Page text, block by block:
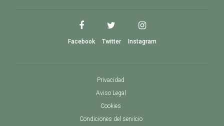
Facebook Twitter Instagram
Privacidad
Aviso Legal
Cookies
Condiciones del servicio